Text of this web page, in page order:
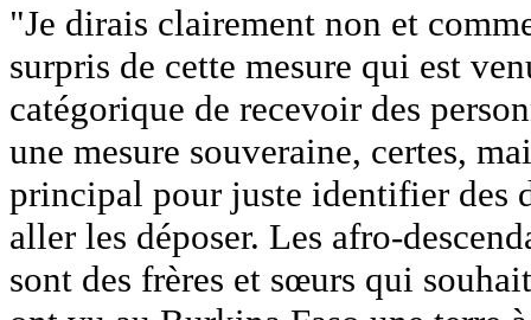
"Je dirais clairement non et
surpris de cette mesure qui est
catégorique de recevoir des
une mesure souveraine, certes,
principal pour juste identifier des
aller les déposer. Les afro-
sont des frères et sœurs qui